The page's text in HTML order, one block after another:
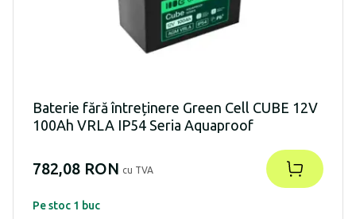
Baterie fără întreținere Green Cell CUBE 12V
100Ah VRLA IP54 Seria Aquaproof
782,08 RON cu TVA
Pe stoc 1 buc